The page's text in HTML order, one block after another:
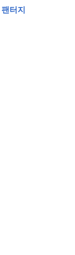
팬터지